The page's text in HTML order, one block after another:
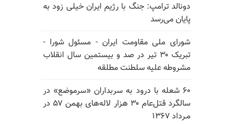
دونالد ترامپ: جنگ با رژیم ایران خیلی زود به
پایان می‌رسد
شورای ملی مقاومت ایران - مسئول شورا -
تبریک ۳۰ تیر در صد و بیستمین سال انقلاب
مشروطه علیه سلطنت مطلقه
۶۰ شعله با درود به سربداران «سرموضع» در
سالگرد قتل‌عام ۳۰ هزار لاله‌های بهمن ۵۷ در
مـرداد ۱۳۶۷